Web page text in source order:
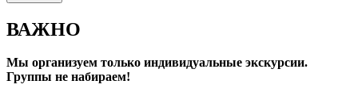
ВАЖНО
Мы организуем только индивидуальные экскурсии.
Группы не набираем!